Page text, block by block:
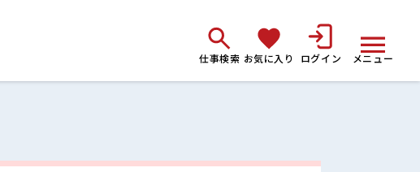
仕事検索 お気に入り ログイン メニュー